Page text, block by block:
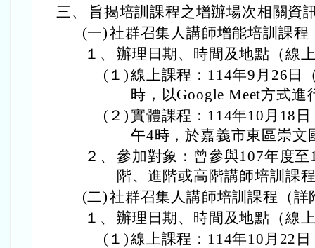
三、
旨揭培訓課程之增辦場次相關資
(一)社群召集人講師增能培訓課
１、 辦理日期、時間及地點（線
(１)線上課程：114年9月26日
時，以Google Meet方式進
(２)實體課程：114年10月18
午4時，於嘉義市東區崇文
２、 參加對象：曾參與107年度
階、進階或高階講師培訓課
(二)社群召集人講師培訓課程（詳
１、 辦理日期、時間及地點（線
(１)線上課程：114年10月22